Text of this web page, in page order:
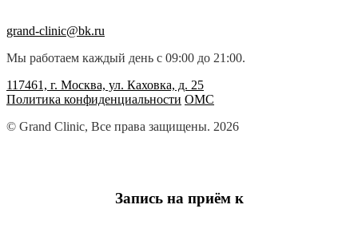
grand-clinic@bk.ru
Мы работаем каждый день с 09:00 до 21:00.
117461, г. Москва, ул. Каховка, д. 25
Политика конфиденциальности ОМС
© Grand Clinic, Все права защищены. 2026
Запись на приём к